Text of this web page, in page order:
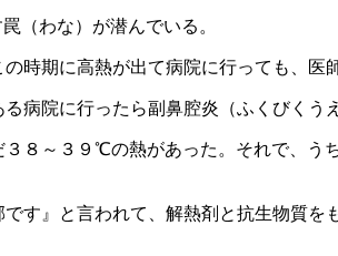
（わな）が潜んでいる。
時期に高熱が出て病院に行っても、医
病院に行ったら副鼻腔炎（ふくびく
８～３９℃の熱があった。それで、
す』と言われて、解熱剤と抗生物質